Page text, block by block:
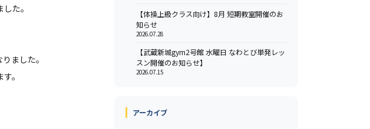
た。
ました。
。
【体操上級クラス向け】8月 短期教室開催のお
知らせ
2026.07.28
【武蔵新城gym2号館 水曜日 なわとび単発レッ
スン開催のお知らせ】
2026.07.15
アーカイブ